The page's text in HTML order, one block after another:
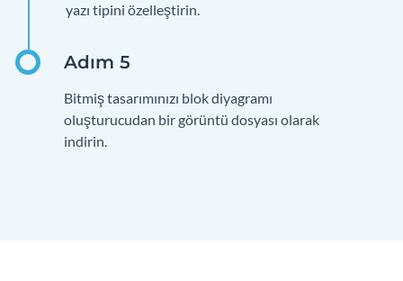
yazı tipini özelleştirin.
Bitmiş tasarımınızı blok diyagramı
oluşturucudan bir görüntü dosyası olarak
indirin.